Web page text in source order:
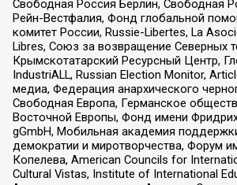
Свободная Россия Берлин, Свободная
Рейн-Вестфалия, Фонд глобальной
комитет России, Russie-Libertes, La
Libres, Союз за возвращение Северных
Крымскотатарский Ресурсный Центр,
IndustriALL, Russian Election Monitor,
медиа, Федерация анархического
Свободная Европа, Германское
Восточной Европы, Фонд имени
gGmbH, Мобильная академия
демократии и миротворчества, Форум
Копелева, American Councils for
Cultural Vistas, Institute of International